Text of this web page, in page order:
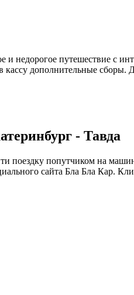
и недорогое путешествие
кассу дополнительные сборы.
- Тавда
попутчиком на
сайта Бла Бла Кар.